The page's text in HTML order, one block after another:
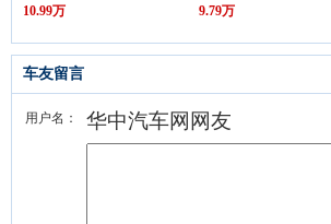
10.99万
9.79万
车友留言
用户名： 华中汽车网网友